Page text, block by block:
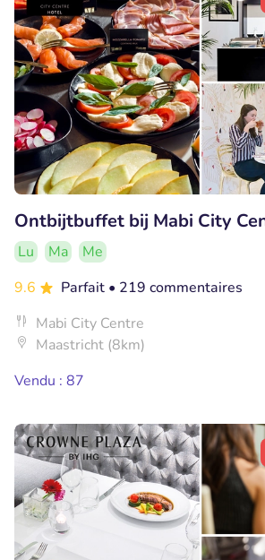
Ontbijtbuffet bij Mabi City
Lu Ma
Me
9.6
Parfait • 219 commentaires
Mabi City Centre
Maastricht (8km)
Vendu : 87